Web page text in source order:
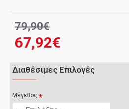
67,92€
79,90€
Διαθέσιμες Επιλογές
Μέγεθος